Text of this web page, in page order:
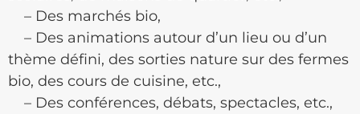
– Des marchés bio,
– Des animations autour d’un lieu ou d’un
thème défini, des sorties nature sur des fermes
bio, des cours de cuisine, etc.,
– Des conférences, débats, spectacles, etc.,